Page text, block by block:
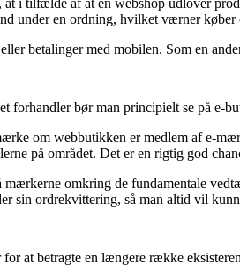
under en ordning, hvilket værner
betalinger med mobilen. Som en
forhandler bør man principielt se på e-
om webbutikken er medlem af e-
på området. Det er en rigtig god
mærkerne omkring de fundamentale
sin ordrekvittering, så man altid vil
at betragte en længere række